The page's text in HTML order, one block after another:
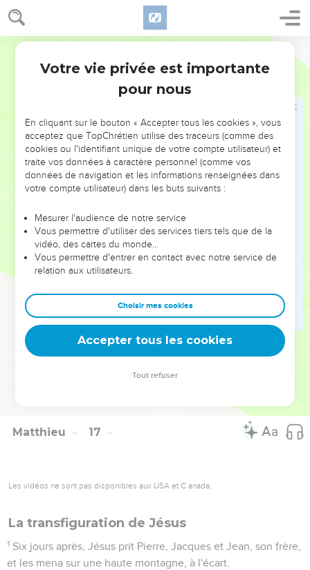
Matthieu 16
fallait qu'il allât à Jérusalem, et qu'il y souffrît beaucoup de la
part des sénateurs, et des principaux sacrificateurs, et des
scribes, et qu'il y fût mis à mort, et qu'il ressuscitât le
Alors Pierre, l'ayant pris à part, se mit à le reprendre et à
lui dire : A Dieu ne plaise, Seigneur ! cela ne t'arrivera point.
Mais Jésus, se tournant, dit à Pierre : Arrière de moi,
Satan ! tu m'es en scandale ; car tes pensées ne sont pas aux
choses de Dieu, mais à celles des hommes.
Alors Jésus dit à ses disciples : Si quelqu'un veut venir
après moi, qu'il renonce à lui-même, qu'il se charge de sa
Car quiconque voudra sauver sa vie, la perdra ; et
quiconque perdra sa vie pour l'amour de moi, la trouvera ;
Car que servirait-il à un homme de gagner tout le monde,
s'il perdait son âme ? Ou que donnerait l'homme en échange
de son âme ?
Car le Fils de l'homme doit venir dans la gloire de son
Père, avec ses anges ; et alors il rendra à chacun selon ses
ouvres.
Je vous dis en vérité qu'il y en a quelques-uns de ceux qui
Matthieu 17
Les vidéos ne sont pas disponibles aux USA et C anada.
La transfiguration de Jésus
1 Six jours après, Jésus prit Pierre, Jacques et Jean, son frère,
et les mena sur une haute montagne, à l'écart.
Votre vie privée est importante
pour nous
En cliquant sur le bouton « Accepter tous les cookies », vous
acceptez que TopChrétien utilise des traceurs (comme des
cookies ou l'identifiant unique de votre compte utilisateur) et
traite vos données à caractère personnel (comme vos
données de navigation et les informations renseignées dans
votre compte utilisateur) dans les buts suivants :
Mesurer l'audience de notre service
Vous permettre d'utiliser des services tiers tels que de la
vidéo, des cartes du monde…
Vous permettre d'entrer en contact avec notre service de
relation aux utilisateurs.
Choisir mes cookies
Accepter tous les cookies
Tout refuser